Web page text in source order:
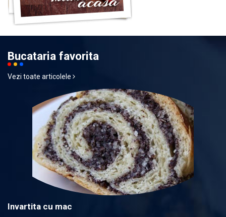
Bucataria favorita
Vezi toate articolele
Invartita cu mac